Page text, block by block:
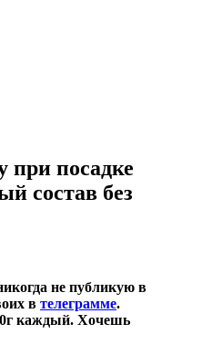
при посадке
состав без
не публикую в
в телеграмме.
каждый. Хочешь